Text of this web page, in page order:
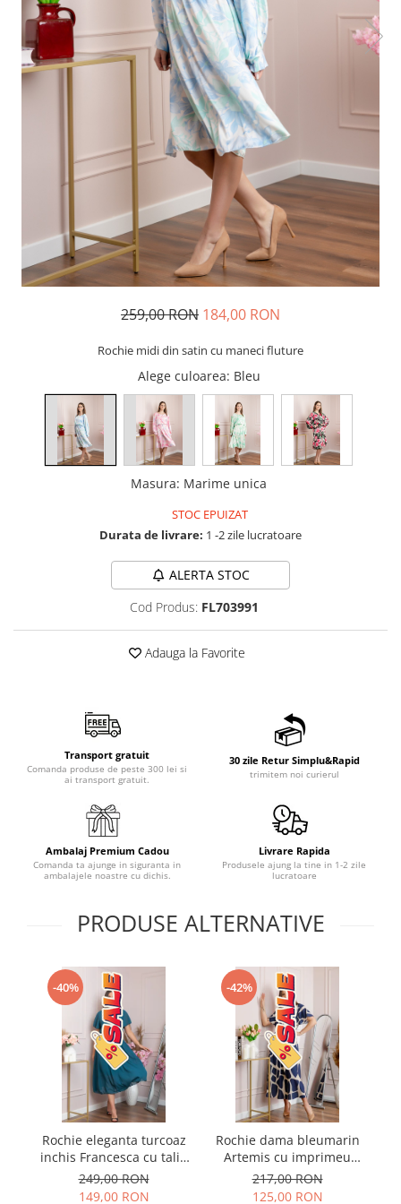
259,00 RON 184,00 RON
Rochie midi din satin cu maneci fluture
Alege culoarea: Bleu
Masura: Marime unica
STOC EPUIZAT
Durata de livrare: 1 -2 zile lucratoare
ALERTA STOC
Cod Produs: FL703991
Adauga la Favorite
Transport gratuit
Comanda produse de peste 300 lei si
ai transport gratuit.
30 zile Retur Simplu&Rapid
trimitem noi curierul
Ambalaj Premium Cadou
Comanda ta ajunge in siguranta in
ambalajele noastre cu dichis.
Livrare Rapida
Produsele ajung la tine in 1-2 zile
lucratoare
PRODUSE ALTERNATIVE
-40%
Rochie eleganta turcoaz
inchis Francesca cu talie
incretita
249,00 RON
149,00 RON
-42%
Rochie dama bleumarin
Artemis cu imprimeu
abstract si cordon in talie
217,00 RON
125,00 RON